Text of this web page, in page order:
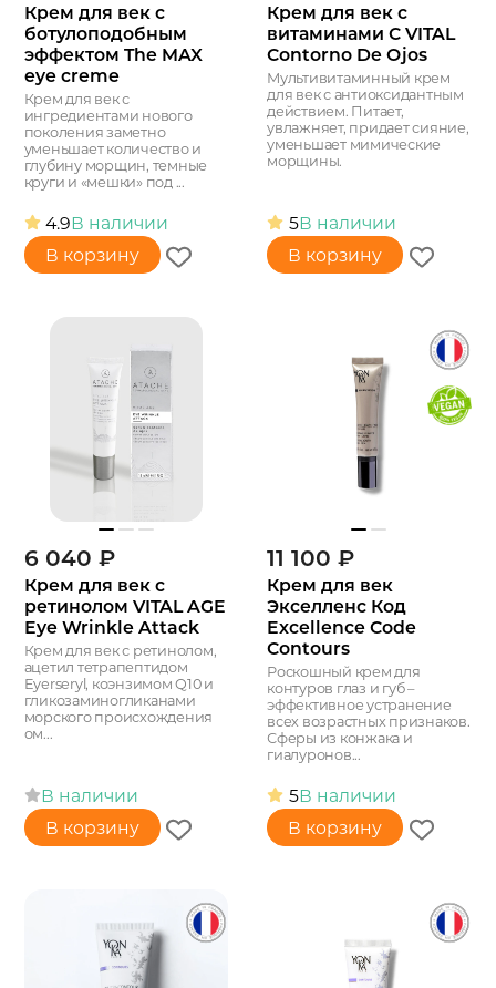
Крем для век с
ботулоподобным
эффектом The MAX
eye creme
Крем для век с
ингредиентами нового
поколения заметно
уменьшает количество и
глубину морщин, темные
круги и «мешки» под ...
4.9В наличии
В корзину
Крем для век с
витаминами C VITAL
Contorno De Ojos
Мультивитаминный крем
для век с антиоксидантным
действием. Питает,
увлажняет, придает сияние,
уменьшает мимические
морщины.
5В наличии
В корзину
6 040 ₽
Крем для век с
ретинолом VITAL AGE
Eye Wrinkle Attack
Крем для век с ретинолом,
ацетил тетрапептидом
Eyerseryl, коэнзимом Q10 и
гликозаминогликанами
морского происхождения
ом...
В наличии
В корзину
11 100 ₽
Крем для век
Экселленс Код
Excellence Code
Contours
Роскошный крем для
контуров глаз и губ –
эффективное устранение
всех возрастных признаков.
Сферы из конжака и
гиалуронов...
5В наличии
В корзину